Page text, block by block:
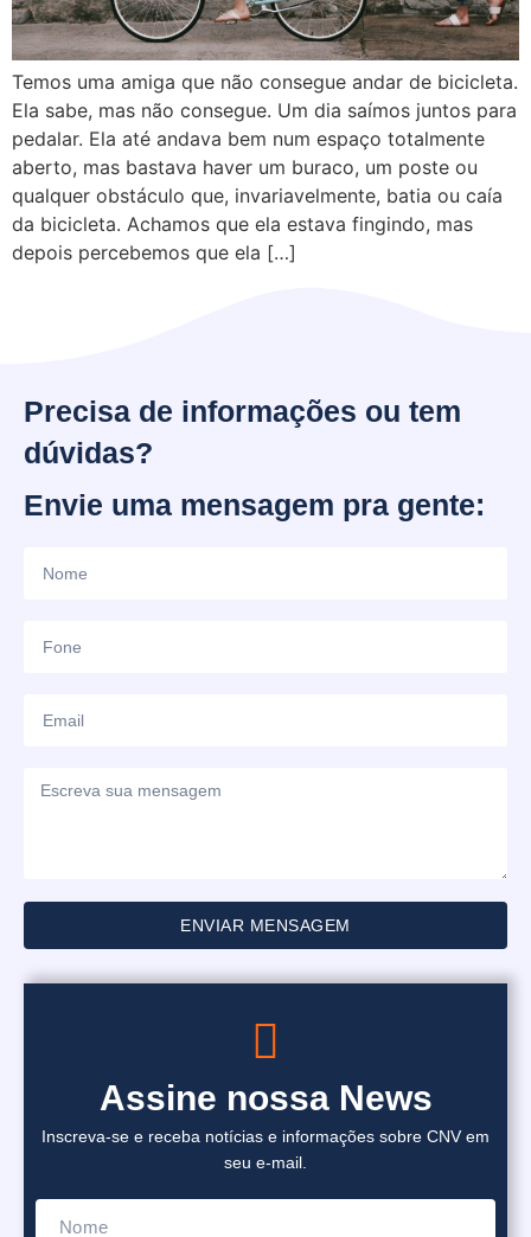
Temos uma amiga que não consegue andar de bicicleta.
Ela sabe, mas não consegue. Um dia saímos juntos para
pedalar. Ela até andava bem num espaço totalmente
aberto, mas bastava haver um buraco, um poste ou
qualquer obstáculo que, invariavelmente, batia ou caía
da bicicleta. Achamos que ela estava fingindo, mas
depois percebemos que ela […]
Precisa de informações ou tem
dúvidas?
Envie uma mensagem pra gente:
ENVIAR MENSAGEM
Assine nossa News
Inscreva-se e receba notícias e informações sobre CNV em
seu e-mail.